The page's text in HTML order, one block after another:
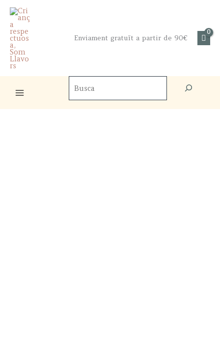
Skip
content
Enviament gratuït a partir de 90€